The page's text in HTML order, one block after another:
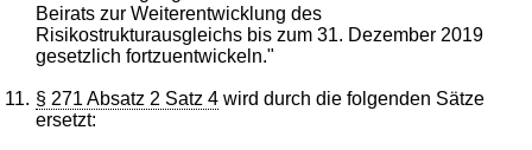
Beirats zur Weiterentwicklung des
Risikostrukturausgleichs bis zum 31. Dezember 2019
gesetzlich fortzuentwickeln."
11. § 271 Absatz 2 Satz 4 wird durch die folgenden Sätze
ersetzt: